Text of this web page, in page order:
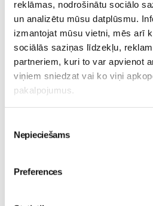
reklāmas, nodrošinātu sociālo
un analizētu mūsu datplūsmu.
izmantojat mūsu vietni, mēs arī
sociālās saziņas līdzekļu,
partneriem, kuri to var apvienot
viņiem sniedzat vai ko viņi
pakalpojumus.
izvēle
Nepieciešams
Preferences
09. Aug 19:00
Dāmu Projekts 2026 -
Sieviešu iedvesmas
09. Aug 18:52